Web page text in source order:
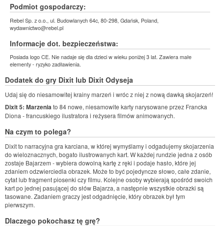
Podmiot gospodarczy:
Rebel Sp. z o.o., ul. Budowlanych 64c, 80-298, Gdańsk, Poland,
wydawnictwo@rebel.pl
Informacje dot. bezpieczeństwa:
Posiada logo CE. Nie nadaje się dla dzieci w wieku poniżej 3 lat. Zawiera małe
elementy - ryzyko zadławienia.
Dodatek do gry Dixit lub Dixit Odyseja
Udaj się do niesamowitej krainy marzeń i wróc z niej z nową dawką skojarzeń!
Dixit 5: Marzeniato 84 nowe, niesamowite karty narysowane przez Francka
Diona - francuskiego ilustratora i reżysera filmów animowanych.
Na czym to polega?
Dixit to narracyjna gra karciana, w której wymyślamy i odgadujemy skojarzenia
do wieloznacznych, bogato ilustrowanych kart. W każdej rundzie jedna z osób
zostaje Bajarzem - wybiera dowolną kartę z ręki i podaje hasło, które jej
zdaniem odzwierciedla obrazek. Może to być pojedyncze słowo, całe zdanie,
cytat lub fragment piosenki czy filmu. Kolejne osoby wybierają spośród swoich
kart po jednej pasującej do słów Bajarza, a następnie wszystkie obrazki są
tasowane. Zadaniem graczy jest odgadnięcie, który obrazek był tym
pierwszym.
Dlaczego pokochasz tę grę?